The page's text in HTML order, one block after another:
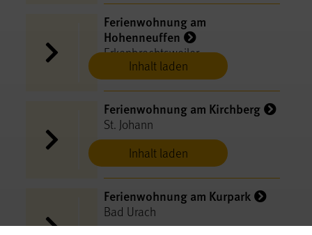
Inhalt laden
Ferienwohnung am
Hohenneuffen
Erkenbrechtsweiler
Inhalt laden
Ferienwohnung am Kirchberg
St. Johann
Ferienwohnung am Kurpark
Bad Urach